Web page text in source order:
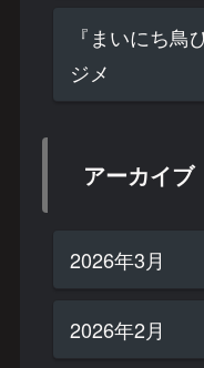
『まいにち
ジメ
アーカイブ
2026年3月
2026年2月